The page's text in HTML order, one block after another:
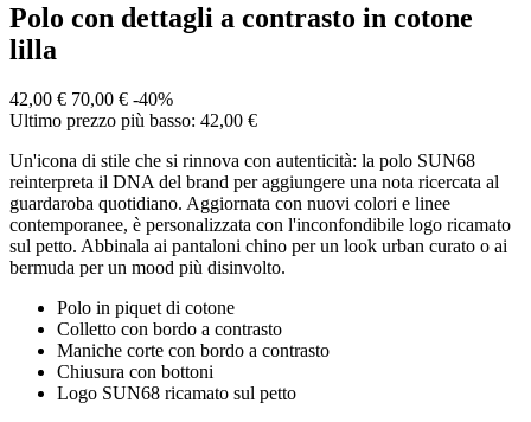
Polo con dettagli a contrasto in cotone
lilla
42,00 € 70,00 € -40%
Ultimo prezzo più basso: 42,00 €
Un'icona di stile che si rinnova con autenticità: la polo SUN68
reinterpreta il DNA del brand per aggiungere una nota ricercata al
guardaroba quotidiano. Aggiornata con nuovi colori e linee
contemporanee, è personalizzata con l'inconfondibile logo ricamato
sul petto. Abbinala ai pantaloni chino per un look urban curato o ai
bermuda per un mood più disinvolto.
Polo in piquet di cotone
Colletto con bordo a contrasto
Maniche corte con bordo a contrasto
Chiusura con bottoni
Logo SUN68 ricamato sul petto